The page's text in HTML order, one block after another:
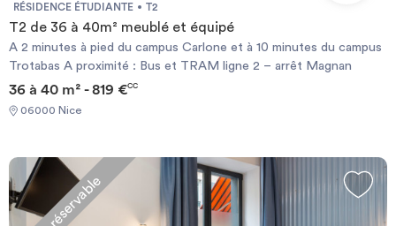
RÉSIDENCE ÉTUDIANTE T2
T2 de 36 à 40m² meublé et équipé
A 2 minutes à pied du campus Carlone et à 10 minutes du campus
Trotabas A proximité : Bus et TRAM ligne 2 – arrêt Magnan
36 à 40 m² - 819 €CC
06000 Nice